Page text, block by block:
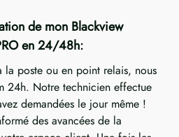
de mon Blackview
en 24/48h:
poste ou en point relais, nous
24h. Notre technicien effectue
demandées le jour même !
des avancées de la